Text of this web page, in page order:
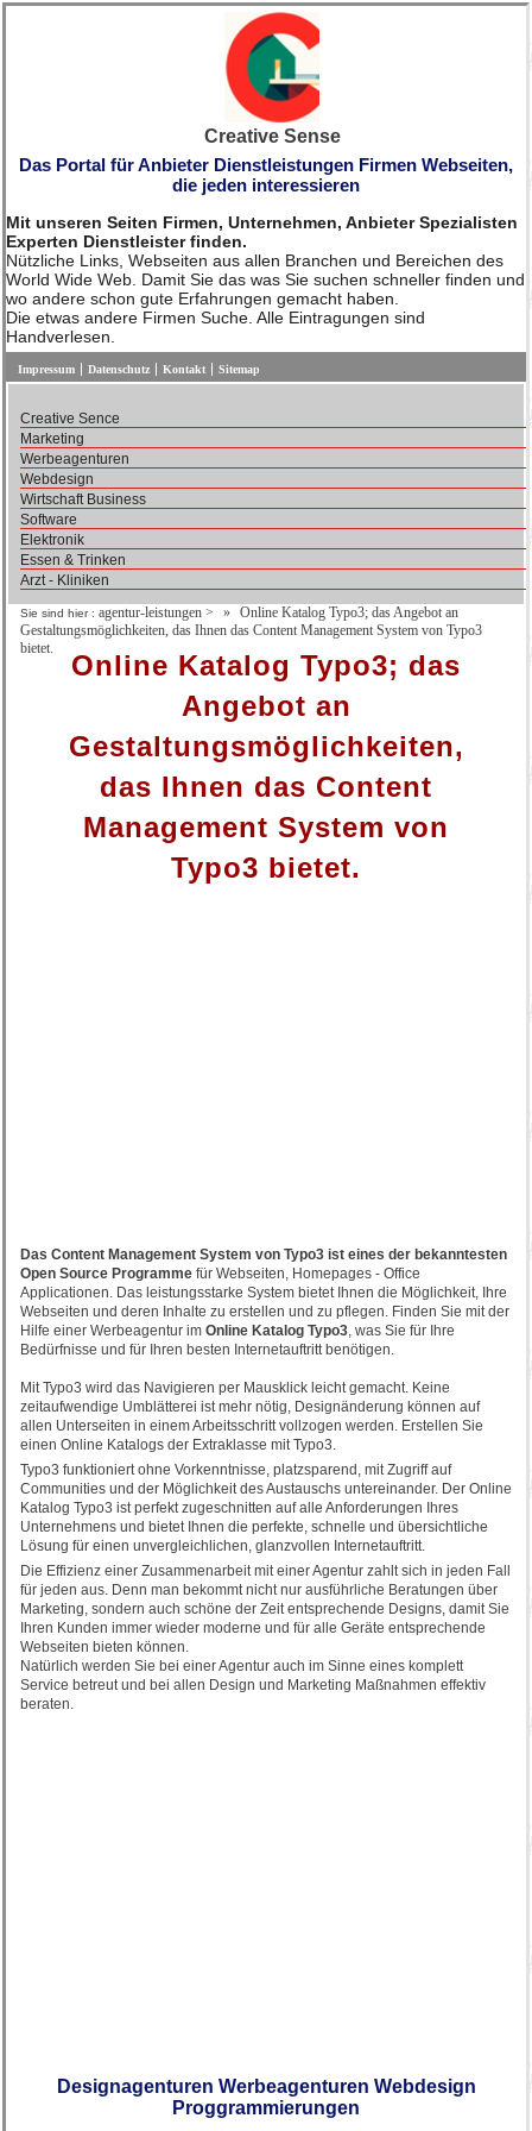
Creative Sense
Das Portal für Anbieter Dienstleistungen Firmen Webseiten,
die jeden interessieren
Mit unseren Seiten Firmen, Unternehmen, Anbieter Spezialisten
Experten Dienstleister finden.
Nützliche Links, Webseiten aus allen Branchen und Bereichen des
World Wide Web. Damit Sie das was Sie suchen schneller finden und
wo andere schon gute Erfahrungen gemacht haben.
Die etwas andere Firmen Suche. Alle Eintragungen sind
Handverlesen.
Impressum Datenschutz Kontakt Sitemap
Creative Sence
Marketing
Werbeagenturen
Webdesign
Wirtschaft Business
Software
Elektronik
Essen & Trinken
Arzt - Kliniken
Sie sind hier : agentur-leistungen >
Online Katalog Typo3; das Angebot an
Gestaltungsmöglichkeiten, das Ihnen das Content Management System von Typo3
bietet.
Online Katalog Typo3; das
Angebot an
Gestaltungsmöglichkeiten,
das Ihnen das Content
Management System von
Typo3 bietet.
Das Content Management System von Typo3 ist eines der bekanntesten
Open Source Programme für Webseiten, Homepages - Office
Applicationen. Das leistungsstarke System bietet Ihnen die Möglichkeit, Ihre
Webseiten und deren Inhalte zu erstellen und zu pflegen. Finden Sie mit der
Hilfe einer Werbeagentur im Online Katalog Typo3, was Sie für Ihre
Bedürfnisse und für Ihren besten Internetauftritt benötigen.
Mit Typo3 wird das Navigieren per Mausklick leicht gemacht. Keine
zeitaufwendige Umblätterei ist mehr nötig, Designänderung können auf
allen Unterseiten in einem Arbeitsschritt vollzogen werden. Erstellen Sie
einen Online Katalogs der Extraklasse mit Typo3.
Typo3 funktioniert ohne Vorkenntnisse, platzsparend, mit Zugriff auf
Communities und der Möglichkeit des Austauschs untereinander. Der Online
Katalog Typo3 ist perfekt zugeschnitten auf alle Anforderungen Ihres
Unternehmens und bietet Ihnen die perfekte, schnelle und übersichtliche
Lösung für einen unvergleichlichen, glanzvollen Internetauftritt.
Die Effizienz einer Zusammenarbeit mit einer Agentur zahlt sich in jeden Fall
für jeden aus. Denn man bekommt nicht nur ausführliche Beratungen über
Marketing, sondern auch schöne der Zeit entsprechende Designs, damit Sie
Ihren Kunden immer wieder moderne und für alle Geräte entsprechende
Webseiten bieten können.
Natürlich werden Sie bei einer Agentur auch im Sinne eines komplett
Service betreut und bei allen Design und Marketing Maßnahmen effektiv
beraten.
Designagenturen Werbeagenturen Webdesign
Proggrammierungen